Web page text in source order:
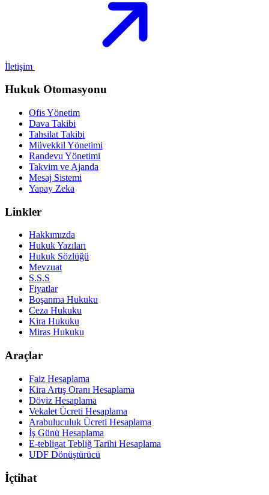
İletişim
Hukuk Otomasyonu
Ofis Yönetim
Dava Takibi
Tahsilat Takibi
Müvekkil Yönetimi
Randevu Yönetimi
Takvim ve Ajanda
Mesaj Sistemi
Yapay Zeka
Linkler
Hakkımızda
Hukuk Yazıları
Hukuk Sözlüğü
Mevzuat
S.S.S
Fiyatlar
Boşanma Hukuku
Ceza Hukuku
Kira Hukuku
Miras Hukuku
Araçlar
Faiz Hesaplama
Kira Artış Oranı Hesaplama
Döviz Hesaplama
Vekalet Ücreti Hesaplama
Arabuluculuk Ücreti Hesaplama
İş Günü Hesaplama
E-tebligat Tebliğ Tarihi Hesaplama
UDF Dönüştürücü
İçtihat